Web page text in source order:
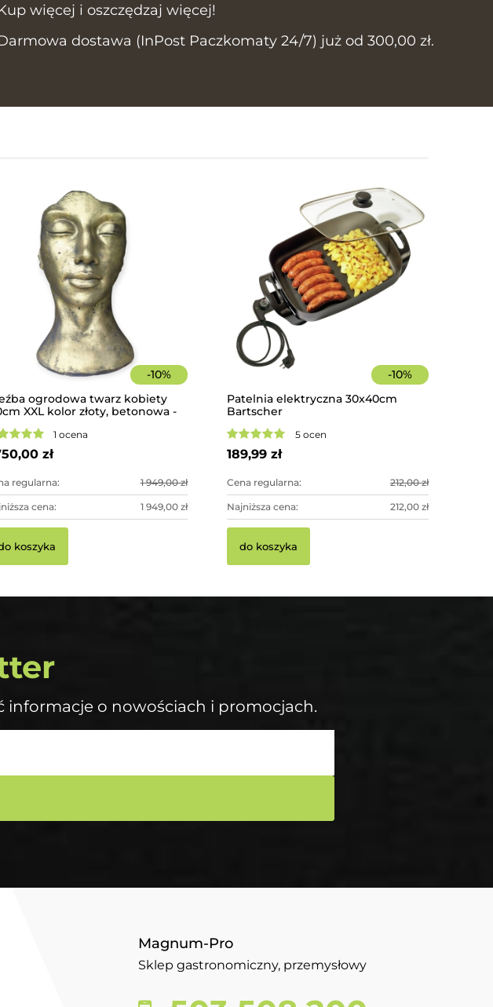
więcej i oszczędzaj więcej!
dostawa (InPost Paczkomaty 24/7) już od 300,00 zł.
-10%
ogrodowa twarz kobiety
XXL kolor złoty, betonowa -
1 ocena
zł
regularna: 1 949,00 zł
cena: 1 949,00 zł
koszyka
-10%
Patelnia elektryczna 30x40cm
Bartscher
5 ocen
189,99 zł
Cena regularna: 212,00 zł
Najniższa cena: 212,00 zł
do koszyka
informacje o nowościach i promocjach.
Magnum-Pro
Sklep gastronomiczny, przemysłowy